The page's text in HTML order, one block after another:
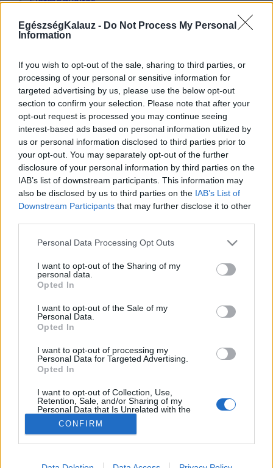
EgészségKalauz - Do Not Process My Personal
Information
If you wish to opt-out of the sale, sharing to third parties, or
processing of your personal or sensitive information for
targeted advertising by us, please use the below opt-out
section to confirm your selection. Please note that after your
opt-out request is processed you may continue seeing
interest-based ads based on personal information utilized by
us or personal information disclosed to third parties prior to
your opt-out. You may separately opt-out of the further
disclosure of your personal information by third parties on the
IAB’s list of downstream participants. This information may
also be disclosed by us to third parties on the IAB’s List of
Downstream Participants that may further disclose it to other
Please note that this website/app uses one or more Google
not limited to your visit or usage behaviour. You may click to
grant or deny consent to Google and its third-party tags to
use your data for below specified purposes in below Google
consent section.
Personal Data Processing Opt Outs
I want to opt-out of the Sharing of my
personal data.
Opted In
I want to opt-out of the Sale of my
Personal Data.
Opted In
I want to opt-out of processing my
Personal Data for Targeted Advertising.
Opted In
I want to opt-out of Collection, Use,
Retention, Sale, and/or Sharing of my
Personal Data that Is Unrelated with the
Purposes for which it was collected.
Opted Out
CONFIRM
Prevenció
Hírek
Kisállatok egészsége
#allergia#influenza#cukorbetegség
#orvosmeteorológia#vérnyomás#stroke#rákbetegség
#pajzsmirigy#reflux#ekcéma#herpesz
Regisztráció
Agyvérzés
Agyvérzés